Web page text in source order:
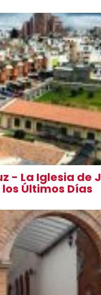
- La Iglesia de
Últimos Días